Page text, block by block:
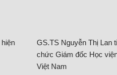
GS.TS Nguyễn Thị Lan
chức Giám đốc Học
Việt Nam